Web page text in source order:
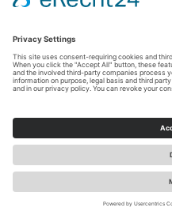
E-Mail:
info@waidelich.de
Impressum
Datenschutz
AGBs
© 2026: Waidelich GmbH